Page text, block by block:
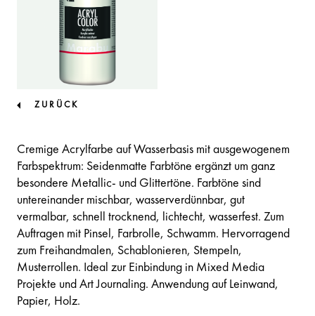
ZURÜCK
Cremige Acrylfarbe auf Wasserbasis mit ausgewogenem
Farbspektrum: Seidenmatte Farbtöne ergänzt um ganz
besondere Metallic- und Glittertöne. Farbtöne sind
untereinander mischbar, wasserverdünnbar, gut
vermalbar, schnell trocknend, lichtecht, wasserfest. Zum
Auftragen mit Pinsel, Farbrolle, Schwamm. Hervorragend
zum Freihandmalen, Schablonieren, Stempeln,
Musterrollen. Ideal zur Einbindung in Mixed Media
Projekte und Art Journaling. Anwendung auf Leinwand,
Papier, Holz.